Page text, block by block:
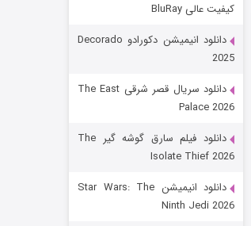
رویایی برای تو
قسمت
کیفیت عالی BluRay
دانلود انیمیشن دکورادو Decorado
2025
دانلود سریال قصر شرقی The East
Palace 2026
دانلود فیلم سارق گوشه گیر The
Isolate Thief 2026
دانلود انیمیشن Star Wars: The
Ninth Jedi 2026